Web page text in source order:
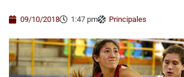
09/10/2018 1:47 pm Principales